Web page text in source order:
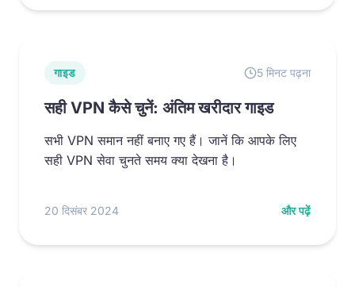
गाइड 5 मिनट पढ़ना
सही VPN कैसे चुनें: अंतिम खरीदार गाइड
सभी VPN समान नहीं बनाए गए हैं। जानें कि आपके लिए
सही VPN सेवा चुनते समय क्या देखना है।
20 दिसंबर 2024 और पढ़ें